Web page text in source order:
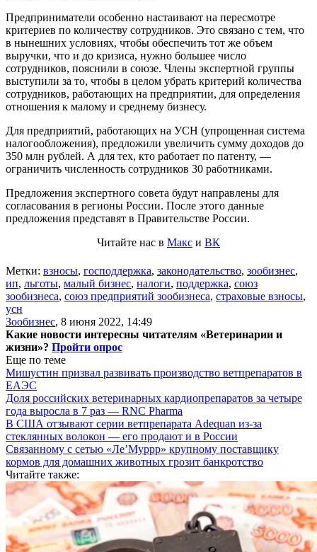
Предприниматели особенно настаивают на пересмотре
критериев по количеству сотрудников. Это связано с тем, что
в нынешних условиях, чтобы обеспечить тот же объем
выручки, что и до кризиса, нужно большее число
сотрудников, пояснили в союзе. Члены экспертной группы
выступили за то, чтобы в целом убрать критерий количества
сотрудников, работающих на предприятии, для определения
отношения к малому и среднему бизнесу.
Для предприятий, работающих на УСН (упрощенная система
налогообложения), предложили увеличить сумму доходов до
350 млн рублей. А для тех, кто работает по патенту, —
ограничить численность сотрудников 30 работниками.
Предложения экспертного совета будут направлены для
согласования в регионы России. После этого данные
предложения представят в Правительстве России.
Читайте нас в Макс и ВК
Метки: взносы, господдержка, законодательство, зообизнес,
ип, льготы, малый бизнес, налоги, поддержка, союз
зообизнеса, союз предприятий зообизнеса, страховые взносы,
усн
Зообизнес, 8 июня 2022, 14:49
Какие новости интересны читателям «Ветеринарии и
жизни»? Пройти опрос
Еще по теме
Мишустин призвал развивать производство ветпрепаратов в
ЕАЭС
Доля российских ветеринарных кардиопрепаратов за четыре
года выросла в 7 раз — RNC Pharma
В США отзывают серии ветпрепарата Adequan из-за
стеклянных волокон — его продают и в России
Связанному с сетью «Ле’Муррр» крупному поставщику
кормов для домашних животных грозит банкротство
Читайте также: